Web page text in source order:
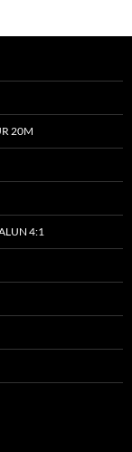
20M
4:1